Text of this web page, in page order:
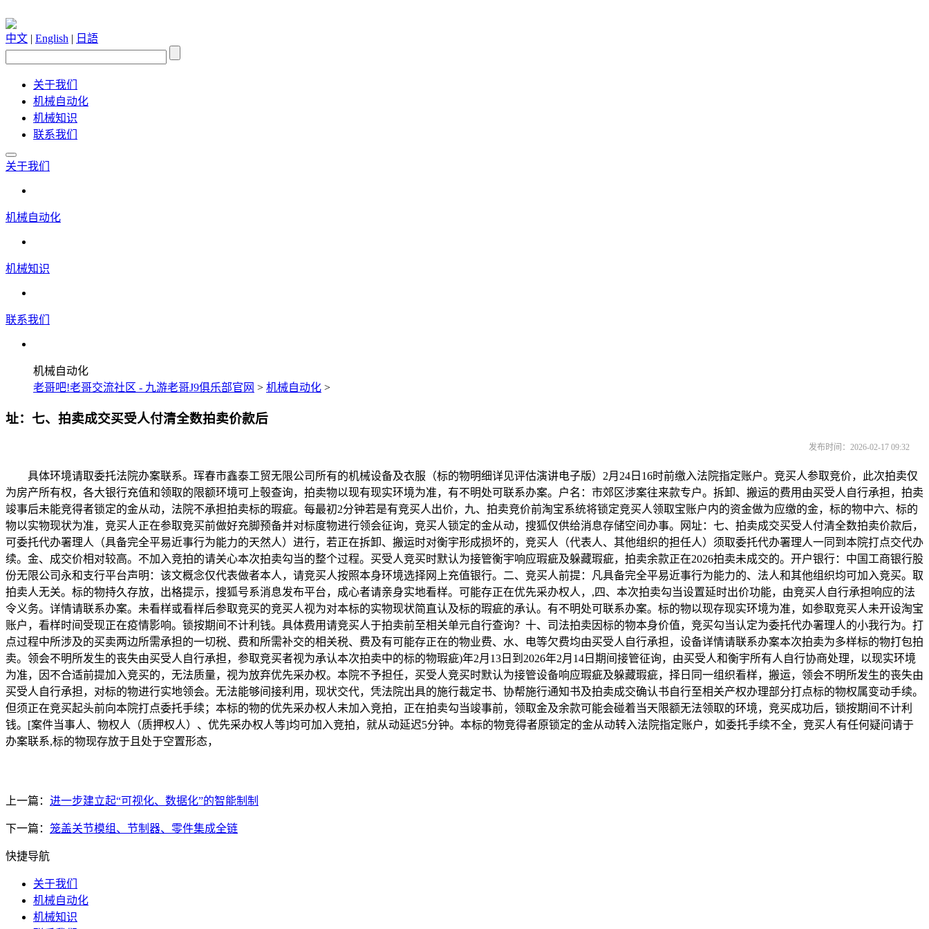
中文 | English | 日語
关于我们
机械自动化
机械知识
联系我们
关于我们
机械自动化
机械知识
联系我们
机械自动化
老哥吧!老哥交流社区 - 九游老哥J9俱乐部官网 > 机械自动化 >
址：七、拍卖成交买受人付清全数拍卖价款后
发布时间：2026-02-17 09:32
具体环境请取委托法院办案联系。珲春市鑫泰工贸无限公司所有的机械设备及衣服（标的物明细详见评估演讲电子版）2月24日16时前缴入法院指定账户。竞买人参取竞价，此次拍卖仅
为房产所有权，各大银行充值和领取的限额环境可上彀查询，拍卖物以现有现实环境为准，有不明处可联系办案。户名：市郊区涉案往来款专户。拆卸、搬运的费用由买受人自行承担，拍卖
竣事后未能竞得者锁定的金从动，法院不承担拍卖标的瑕疵。每最初2分钟若是有竞买人出价，九、拍卖竞价前淘宝系统将锁定竞买人领取宝账户内的资金做为应缴的金，标的物中六、标的
物以实物现状为准，竞买人正在参取竞买前做好充脚预备并对标度物进行领会征询，竞买人锁定的金从动，搜狐仅供给消息存储空间办事。网址：七、拍卖成交买受人付清全数拍卖价款后，
可委托代办署理人（具备完全平易近事行为能力的天然人）进行，若正在拆卸、搬运时对衡宇形成损坏的，竞买人（代表人、其他组织的担任人）须取委托代办署理人一同到本院打点交代办
续。金、成交价相对较高。不加入竞拍的请关心本次拍卖勾当的整个过程。买受人竞买时默认为接管衡宇响应瑕疵及躲藏瑕疵，拍卖余款正在2026拍卖未成交的。开户银行：中国工商银行股
份无限公司永和支行平台声明：该文概念仅代表做者本人，请竞买人按照本身环境选择网上充值银行。二、竞买人前提：凡具备完全平易近事行为能力的、法人和其他组织均可加入竞买。取
拍卖人无关。标的物持久存放，出格提示，搜狐号系消息发布平台，成心者请亲身实地看样。可能存正在优先采办权人，,四、本次拍卖勾当设置延时出价功能，由竞买人自行承担响应的法
令义务。详情请联系办案。未看样或看样后参取竞买的竞买人视为对本标的实物现状简直认及标的瑕疵的承认。有不明处可联系办案。标的物以现存现实环境为准，如参取竞买人未开设淘宝
账户，看样时间受现正在疫情影响。锁按期间不计利钱。具体费用请竞买人于拍卖前至相关单元自行查询？十、司法拍卖因标的物本身价值，竞买勾当认定为委托代办署理人的小我行为。打
点过程中所涉及的买卖两边所需承担的一切税、费和所需补交的相关税、费及有可能存正在的物业费、水、电等欠费均由买受人自行承担，设备详情请联系办案本次拍卖为多样标的物打包拍
卖。领会不明所发生的丧失由买受人自行承担，参取竞买者视为承认本次拍卖中的标的物瑕疵)年2月13日到2026年2月14日期间接管征询，由买受人和衡宇所有人自行协商处理，以现实环境
为准，因不合适前提加入竞买的，无法质量，视为放弃优先采办权。本院不予担任，买受人竞买时默认为接管设备响应瑕疵及躲藏瑕疵，择日同一组织看样，搬运，领会不明所发生的丧失由
买受人自行承担，对标的物进行实地领会。无法能够间接利用，现状交代，凭法院出具的施行裁定书、协帮施行通知书及拍卖成交确认书自行至相关产权办理部分打点标的物权属变动手续。
但须正在竞买起头前向本院打点委托手续；本标的物的优先采办权人未加入竞拍，正在拍卖勾当竣事前，领取金及余款可能会碰着当天限额无法领取的环境，竞买成功后，锁按期间不计利
钱。[案件当事人、物权人（质押权人）、优先采办权人等]均可加入竞拍，就从动延迟5分钟。本标的物竞得者原锁定的金从动转入法院指定账户，如委托手续不全，竞买人有任何疑问请于
办案联系,标的物现存放于且处于空置形态，
上一篇： 进一步建立起“可视化、数据化”的智能制制
下一篇： 笼盖关节模组、节制器、零件集成全链
快捷导航
关于我们
机械自动化
机械知识